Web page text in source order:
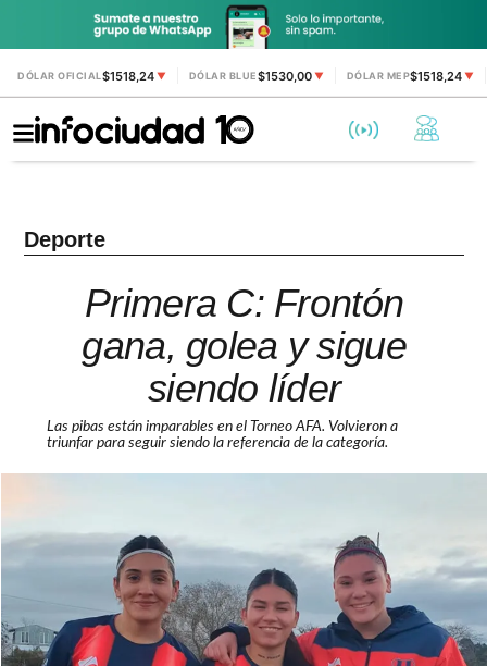
DÓLAR OFICIAL$1518,24 ▼ DÓLAR BLUE$1530,00 ▼ DÓLAR MEP$1518,24▼
Deporte
Primera C: Frontón
gana, golea y sigue
siendo líder
Las pibas están imparables en el Torneo AFA. Volvieron a
triunfar para seguir siendo la referencia de la categoría.